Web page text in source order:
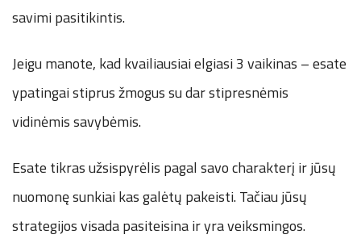
savimi pasitikintis.
Jeigu manote, kad kvailiausiai elgiasi 3 vaikinas – esate
ypatingai stiprus žmogus su dar stipresnėmis
vidinėmis savybėmis.
Esate tikras užsispyrėlis pagal savo charakterį ir jūsų
nuomonę sunkiai kas galėtų pakeisti. Tačiau jūsų
strategijos visada pasiteisina ir yra veiksmingos.